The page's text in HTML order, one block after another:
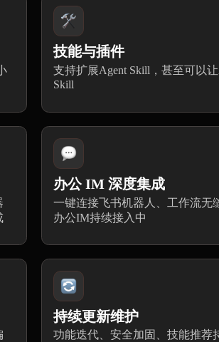
技能与插件
支持扩展Agent Skill，甚至可以
Skill
办公 IM 深度集成
一键连接飞书机器人、工作流无
办公IM持续接入中
持续更新维护
功能迭代、安全加固、技能推荐